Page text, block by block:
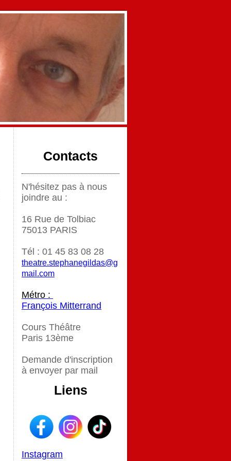
Contacts
N'hésitez pas à nous
joindre au :
16 Rue de Tolbiac
75013 PARIS
Tél : 01 45 83 08 28
theatre.stephanegildas@g
mail.com
Métro :
François Mitterrand
Cours Théâtre
Paris 13ème
Demande d'inscription
à envoyer par mail
Liens
Instagram